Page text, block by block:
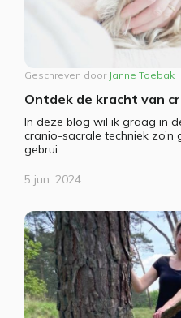
Geschreven door Janne Toebak
Ontdek de kracht van
In deze blog wil ik graag in
cranio-sacrale techniek
gebrui...
5 jun. 2024